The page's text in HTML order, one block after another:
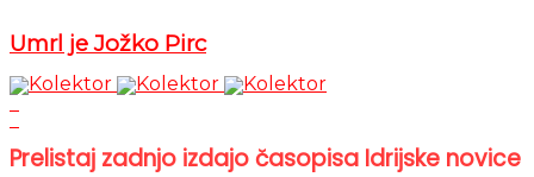
Umrl je Jožko Pirc
Prelistaj zadnjo izdajo časopisa Idrijske novice